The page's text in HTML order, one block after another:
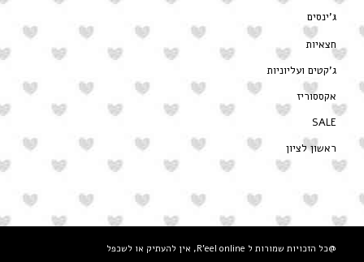
ג’ינסים
חצאיות
ג’קטים ועליוניות
אקססוריז
SALE
ראשון לציון
@כל הזכויות שמורות ל R'eel online, אין להעתיק או לשכפל